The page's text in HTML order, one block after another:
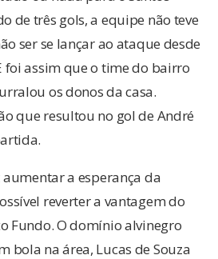
de três gols, a equipe não teve
ser se lançar ao ataque desde
assim que o time do bairro
os donos da casa.
que resultou no gol de André
a esperança da
reverter a vantagem do
Fundo. O domínio alvinegro
bola na área, Lucas de Souza